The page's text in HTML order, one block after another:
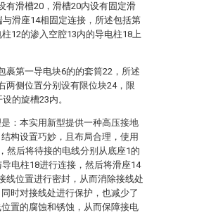
有滑槽20，滑槽20内设有固定滑
滑座14相固定连接，所述包括第
12的渗入空腔13内的导电柱18上
裹第一导电块6的的套筒22，所述
两侧位置分别设有限位块24，限
的旋槽23内。
：本实用新型提供一种高压接地
构设置巧妙，且布局合理，使用
然后将待接的电线分别从底座1的
电柱18进行连接，然后将滑座14
线位置进行密封，从而消除接线处
时对接线处进行保护，也减少了
置的腐蚀和锈蚀，从而保障接电